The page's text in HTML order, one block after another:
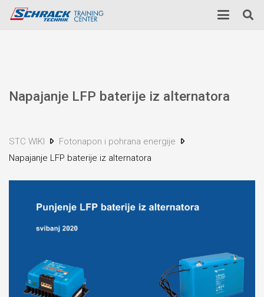
Napajanje LFP baterije iz alternatora
STC WIKI
Fotonapon i pohrana energije
Napajanje LFP baterije iz alternatora